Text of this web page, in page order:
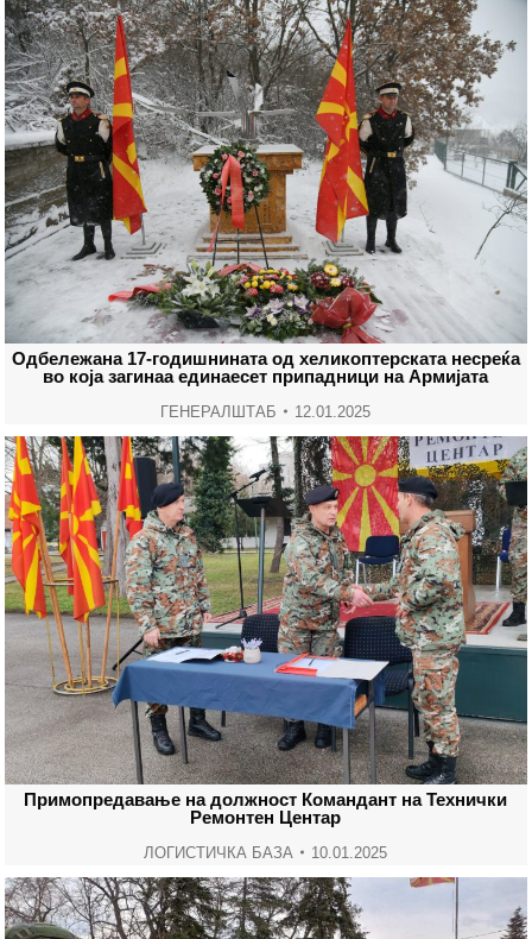
Одбележана 17-годишнината од хеликоптерската несреќа
во која загинаа единаесет припадници на Армијата
ГЕНЕРАЛШТАБ 12.01.2025
Примопредавање на должност Командант на Технички
Ремонтен Центар
ЛОГИСТИЧКА БАЗА 10.01.2025